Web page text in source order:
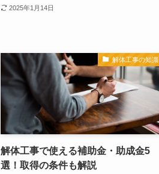
2025年1月14日
解体工事の知識
解体工事で使える補助金・助成金5
選！取得の条件も解説